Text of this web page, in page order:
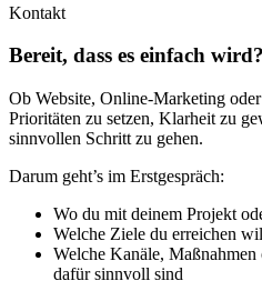
Kontakt
Bereit, dass es einfach
Ob Website, Online-Marketing
Prioritäten zu setzen, Klarheit zu
sinnvollen Schritt zu gehen.
Darum geht’s im Erstgespräch:
Wo du mit deinem Projekt
Welche Ziele du erreichen
Welche Kanäle, Maßnahmen
dafür sinnvoll sind